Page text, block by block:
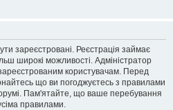
зареєстровані. Реєстрація займає
широкі можливості. Адміністратор
користувачам. Перед
що ви погоджуєтесь з правилами
Пам'ятайте, що ваше перебування
правилами.